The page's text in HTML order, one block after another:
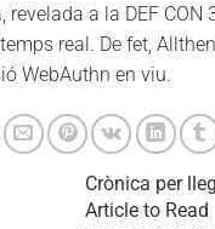
a la DEF CON
real. De fet,
WebAuthn en viu.
Crònica per
Article to Read